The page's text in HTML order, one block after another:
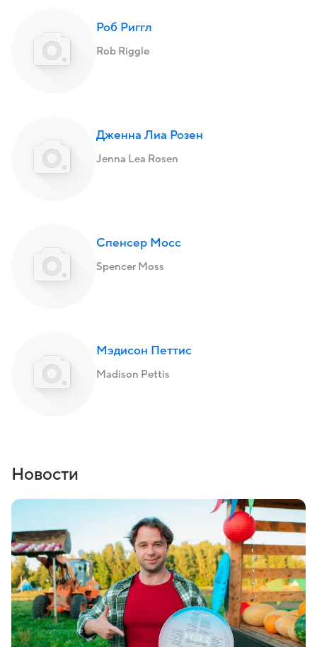
Роб Риггл
Rob Riggle
Дженна Лиа Розен
Jenna Lea Rosen
Спенсер Мосс
Spencer Moss
Мэдисон Петтис
Madison Pettis
Новости